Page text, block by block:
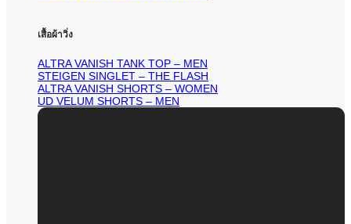
เสื้อผ้าวิ่ง
ALTRA VANISH TANK TOP – MEN
STEIGEN SINGLET – THE FLASH
ALTRA VANISH SHORTS – WOMEN
UD VELUM SHORTS – MEN